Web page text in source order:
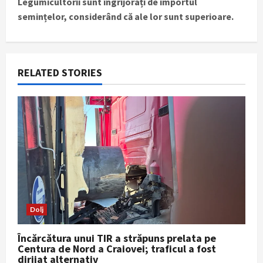
a
v
i
g
a
t
n
semințelor, considerând că ale lor sunt superioare.
RELATED STORIES
Dolj
Încărcătura unui TIR a străpuns prelata pe
Centura de Nord a Craiovei; traficul a fost
dirijat alternativ